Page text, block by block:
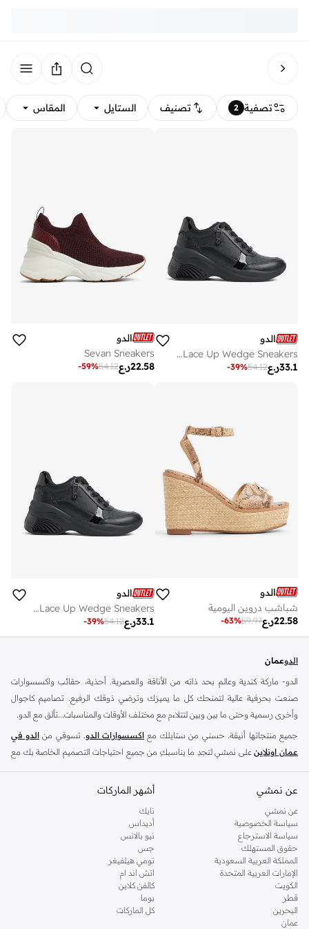
تصفية 2 تصنيف الستايل المقاس
الدو
CORE Lace Up Wedge Sneakers
ر.ع33.1
54.12
-39%
الدو
Sevan Sneakers
ر.ع22.58
54.12
-59%
الدو
شباشب دروين اليومية
ر.ع22.58
59.97
-63%
الدو
CORE Lace Up Wedge Sneakers
ر.ع33.1
54.12
-39%
الدوعمان
الدو- ماركة كندية وعالم بحد ذاته من الأناقة والعصرية. أحذية، حقائب واكسسوارات
صنعت بحرفية عالية لتمنحك كل ما يميزك وترضي ذوقك الرفيع. تصاميم كاجوال
وأخرى رسمية وحتى ما بين وبين لتتلاءم مع مختلف الأوقات والمناسبات...تألق مع الدو.
جميع منتجاتها أنيقة. حسني من ستايلك مع اكسسوارات الدو. تسوقي من الدو في
عمان اونلاين على نمشي لتجدِ ما يناسبكِ من جميع احتياجات التصميم الخاصة بك مع
شنط الدو
-
تعد متاجر الدو الكندية للتجزئة الوجهة العالمية للأحذية والإكسسوارات العصرية ،تشتهر
بنهجها في التفكير المستقبلي للصنادل العادية ، والكعب العالي الرسمي وشكلها مع
المجوهرات
. سواء كنت تبحث عن تحديث خزانة ملابسك ، ابحث عن الأحذية العادية
المثالية لاناقة عطلة نهاية الأسبوع أو فترة ما بعد الدوام و ارتدي زوج من الكعوب الأنيقة
التي تتطابق مع مناسبة مسائية ، نقدم لك ما تحتاجه .
ان تشكيلة الأحذية النسائية من هذه العلامة التجارية الشهيرة تشمل مجموعة مختارة من
الأحذية لكل موضة اما خلال النهار ، يمكنك ارتداءا شيء مريح ، مثل زوج من
عن نمشي
عن نمشي
سياسة الخصوصية
سياسة الاسترجاع
حقوق المستهلك
المملكة العربية السعودية
الإمارات العربية المتحدة
الكويت
قطر
البحرين
عمان
أشهر الماركات
نايك
أديداس
نيو بالانس
جس
تومي هيلفيغر
اتش اند ام
كالفن كلاين
بوما
كل الماركات